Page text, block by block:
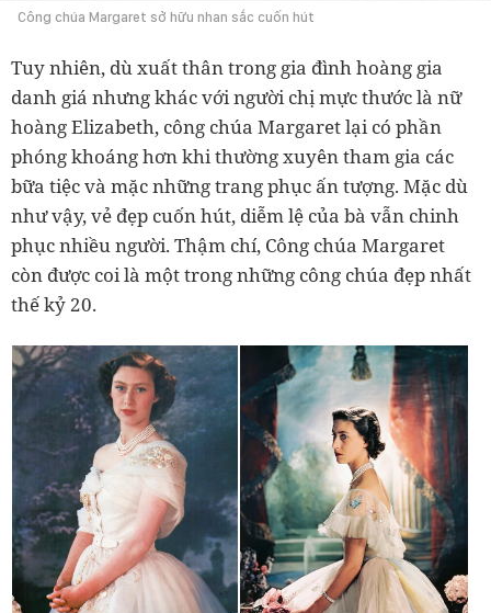
Công chúa Margaret sở hữu nhan sắc cuốn hút
Tuy nhiên, dù xuất thân trong gia đình hoàng gia
danh giá nhưng khác với người chị mực thước là nữ
hoàng Elizabeth, công chúa Margaret lại có phần
phóng khoáng hơn khi thường xuyên tham gia các
bữa tiệc và mặc những trang phục ấn tượng. Mặc dù
như vậy, vẻ đẹp cuốn hút, diễm lệ của bà vẫn chinh
phục nhiều người. Thậm chí, Công chúa Margaret
còn được coi là một trong những công chúa đẹp nhất
thế kỷ 20.